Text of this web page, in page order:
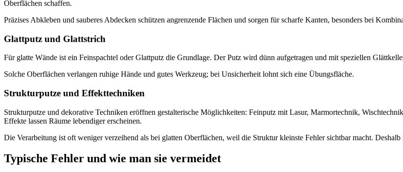
Oberflächen schaffen.
Präzises Abkleben und sauberes Abdecken schützen angrenzende Flächen und sorgen für scharfe Kanten, besonders bei
Glattputz und Glattstrich
Für glatte Wände ist ein Feinspachtel oder Glattputz die Grundlage. Der Putz wird dünn aufgetragen und mit speziellen
Solche Oberflächen verlangen ruhige Hände und gutes Werkzeug; bei Unsicherheit lohnt sich eine Übungsfläche.
Strukturputze und Effekttechniken
Strukturputze und dekorative Techniken eröffnen gestalterische Möglichkeiten: Feinputz mit Lasur, Marmortechnik,
Effekte lassen Räume lebendiger erscheinen.
Die Verarbeitung ist oft weniger verzeihend als bei glatten Oberflächen, weil die Struktur kleinste Fehler sichtbar macht.
Typische Fehler und wie man sie vermeidet